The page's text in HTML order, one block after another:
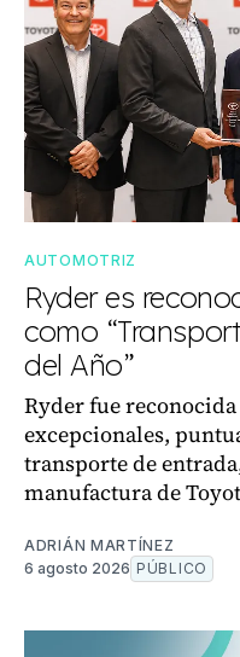
AUTOMOTRIZ
Ryder es
como
del Año”
Ryder fue
excepcionales,
transporte de
manufactura de
ADRIÁN MARTÍNEZ
6 agosto 2026 PÚBLICO